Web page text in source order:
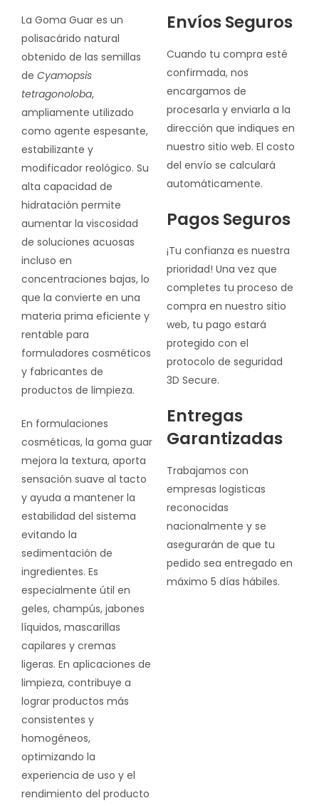
La Goma Guar es un
polisacárido natural
obtenido de las semillas
de Cyamopsis
tetragonoloba,
ampliamente utilizado
como agente espesante,
estabilizante y
modificador reológico. Su
alta capacidad de
hidratación permite
aumentar la viscosidad
de soluciones acuosas
incluso en
concentraciones bajas, lo
que la convierte en una
materia prima eficiente y
rentable para
formuladores cosméticos
y fabricantes de
productos de limpieza.
En formulaciones
cosméticas, la goma guar
mejora la textura, aporta
sensación suave al tacto
y ayuda a mantener la
estabilidad del sistema
evitando la
sedimentación de
ingredientes. Es
especialmente útil en
geles, champús, jabones
líquidos, mascarillas
capilares y cremas
ligeras. En aplicaciones de
limpieza, contribuye a
lograr productos más
consistentes y
homogéneos,
optimizando la
experiencia de uso y el
rendimiento del producto
Envíos Seguros
Cuando tu compra esté
confirmada, nos
encargamos de
procesarla y enviarla a la
dirección que indiques en
nuestro sitio web. El costo
del envío se calculará
automáticamente.
Pagos Seguros
¡Tu confianza es nuestra
prioridad! Una vez que
completes tu proceso de
compra en nuestro sitio
web, tu pago estará
protegido con el
protocolo de seguridad
3D Secure.
Entregas
Garantizadas
Trabajamos con
empresas logisticas
reconocidas
nacionalmente y se
asegurarán de que tu
pedido sea entregado en
máximo 5 días hábiles.